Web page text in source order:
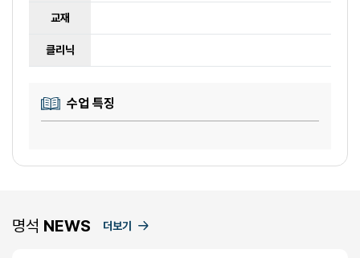
교재
클리닉
수업 특징
명석 NEWS 더보기